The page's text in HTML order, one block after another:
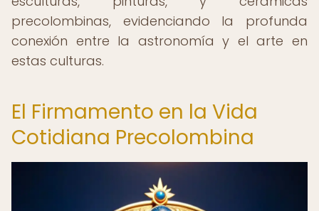
precolombinas, evidenciando la profunda
conexión entre la astronomía y el arte en
estas culturas.
El Firmamento en la Vida
Cotidiana Precolombina